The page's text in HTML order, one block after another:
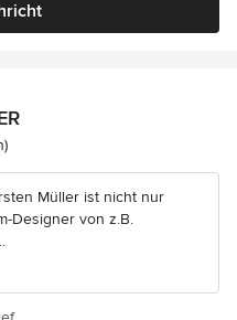
5 Sternen
Müller ist nicht nur
Designer von z.B.